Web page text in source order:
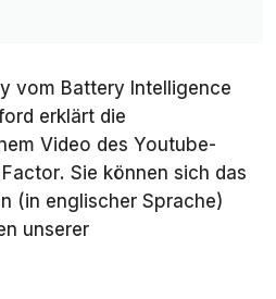
vom Battery Intelligence
erklärt die
Video des Youtube-
. Sie können sich das
(in englischer Sprache)
unserer